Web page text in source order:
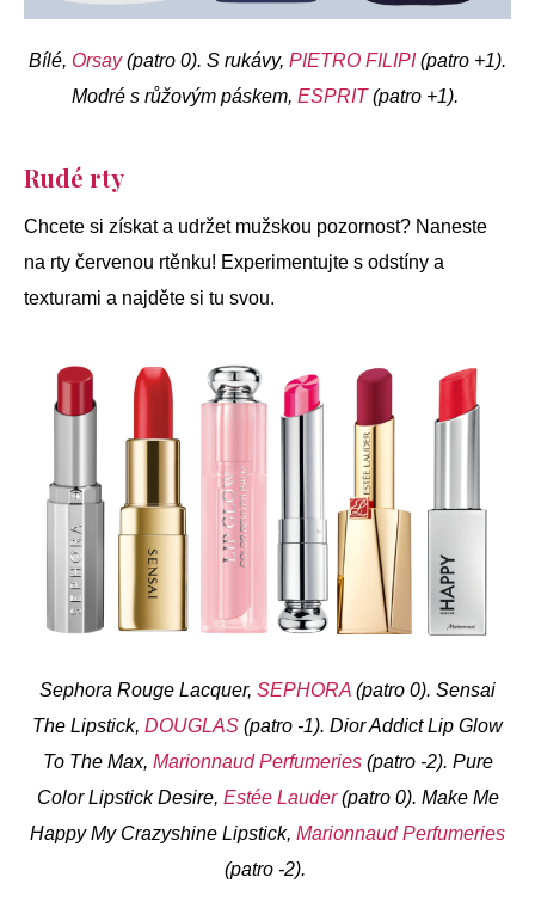
Bílé, Orsay(patro 0). S rukávy, PIETRO FILIPI (patro +1).
Modré s růžovým páskem, ESPRIT(patro +1).
Rudé rty
Chcete si získat a udržet mužskou pozornost? Naneste
na rty červenou rtěnku! Experimentujte s odstíny a
texturami a najděte si tu svou.
Sephora Rouge Lacquer, SEPHORA (patro 0). Sensai
The Lipstick, DOUGLAS (patro -1). Dior Addict Lip Glow
To The Max, Marionnaud Perfumeries(patro -2). Pure
Color Lipstick Desire, Estée Lauder(patro 0). Make Me
Happy My Crazyshine Lipstick, Marionnaud Perfumeries
(patro -2).